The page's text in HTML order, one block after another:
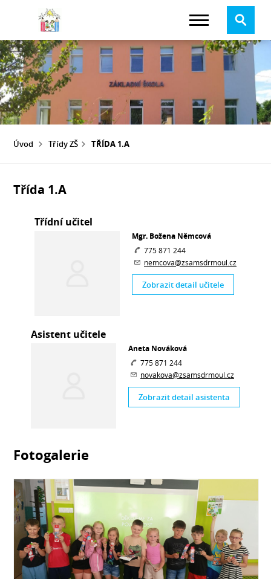
Úvod Třídy ZŠ TŘÍDA 1.A
Třída 1.A
Třídní učitel
Mgr. Božena Němcová
775 871 244
nemcova@zsamsdrmoul.cz
Zobrazit detail učitele
Asistent učitele
Aneta Nováková
775 871 244
novakova@zsamsdrmoul.cz
Zobrazit detail asistenta
Fotogalerie